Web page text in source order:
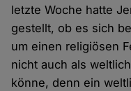
letzte Woche hatte
gestellt, ob es sich
um einen religiösen
nicht auch als
könne, denn ein